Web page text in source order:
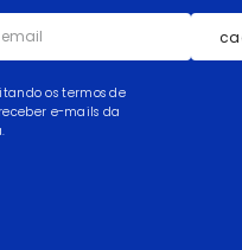
os termos de
e-mails da